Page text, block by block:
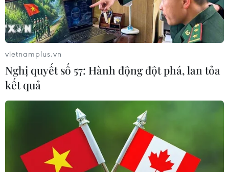
(Vietnam+)
vietnamplus.vn
Nghị quyết số 57: Hành động đột phá, lan tỏa
kết quả